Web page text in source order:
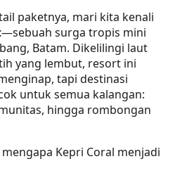
paketnya, mari kita kenali
—sebuah surga tropis mini
Batam. Dikelilingi laut
yang lembut, resort ini
tapi destinasi
untuk semua kalangan:
hingga rombongan
Kepri Coral menjadi